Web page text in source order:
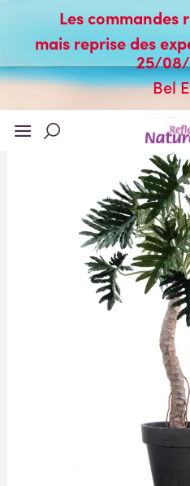
Les commandes
mais reprise des
25/
Bel